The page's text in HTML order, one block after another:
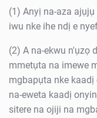
(1) Anyị na-aza
iwu nke ihe ndị e
(2) A na-ekwu n'ụzọ
mmetụta na imewe
mgbapụta nke
na-eweta kaadị
sitere na ojiji na